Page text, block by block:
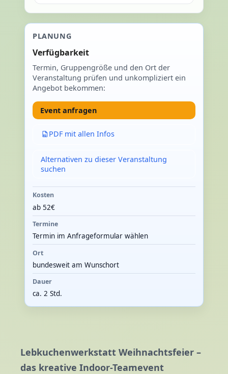
Lebkuchenwerkstatt Weihnachtsfeier –
das kreative Indoor-Teamevent
PLANUNG
Verfügbarkeit
Termin, Gruppengröße und den Ort der
Veranstaltung prüfen und unkompliziert ein
Angebot bekommen:
Event anfragen
PDF mit allen Infos
Alternativen zu dieser Veranstaltung
suchen
Kosten
ab 52€
Termine
Termin im Anfrageformular wählen
Ort
bundesweit am Wunschort
Dauer
ca. 2 Std.